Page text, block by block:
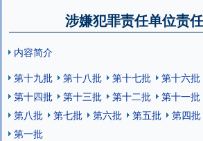
涉嫌犯罪责任单位责
内容简介
第十九批
第十八批 第十七批 第十六批
第十四批
第十三批 第十二批 第十一批
第八批
第七批 第六批 第五批 第四批
第一批